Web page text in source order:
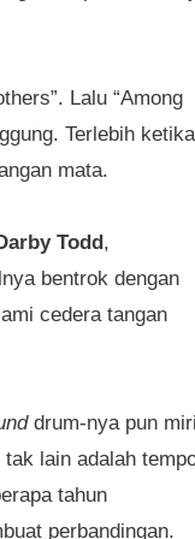
Lalu “Among
Terlebih ketika
mata.
Todd,
bentrok dengan
cedera tangan
drum-nya pun
lain adalah
tahun
perbandingan.